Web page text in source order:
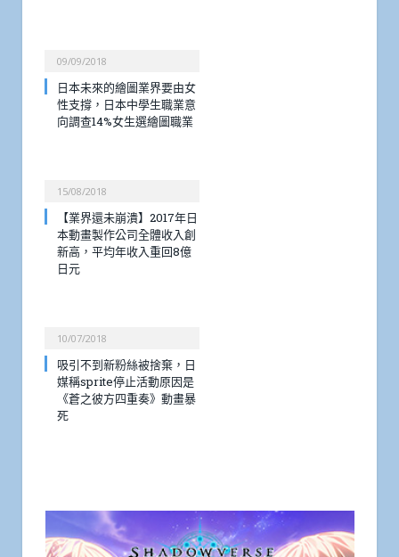
09/09/2018
日本未來的繪圖業界要由女
性支撐，日本中學生職業意
向調查14%女生選繪圖職業
15/08/2018
【業界還未崩潰】2017年日
本動畫製作公司全體收入創
新高，平均年收入重回8億
日元
10/07/2018
吸引不到新粉絲被捨棄，日
媒稱sprite停止活動原因是
《蒼之彼方四重奏》動畫暴
死